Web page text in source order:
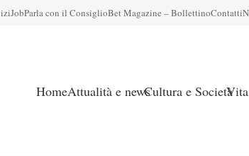
JobParla con il ConsiglioBet Magazine – BollettinoContatti
HomeAttualità e newsCultura e Società